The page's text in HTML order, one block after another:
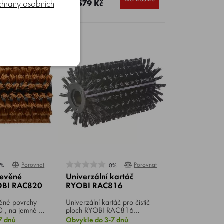
16 579 Kč
Porovnat
RAC820
povrchy
, na jemné a
dřevěných
dnů
0% Porovnat
Univerzální kartáč
RYOBI RAC816
Univerzální kartáč pro čistič
ploch RYOBI RAC816
, náhradní univerzální rýžák
Obvykle do 3-7 dnů
osobních